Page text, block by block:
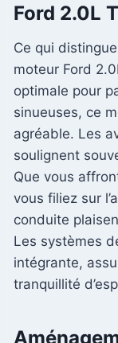
Ford 2.0L
Ce qui
moteur Ford
optimale pour
sinueuses, ce
agréable. Les
soulignent
Que vous
vous filiez sur
conduite
Les systèmes
intégrante,
tranquillité